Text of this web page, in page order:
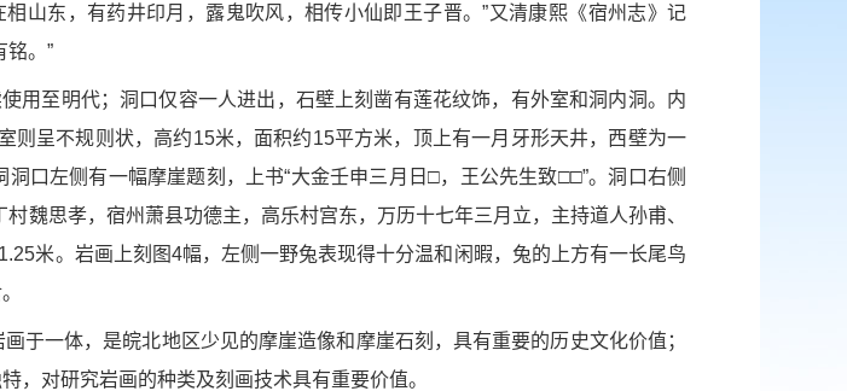
山东，有药井印月，露鬼吹风，相传小仙即王子晋。”又清康熙《宿州志》记
铭。”
用至明代；洞口仅容一人进出，石壁上刻凿有莲花纹饰，有外室和洞内洞。内
呈不规则状，高约15米，面积约15平方米，顶上有一月牙形天井，西壁为一
口左侧有一幅摩崖题刻，上书“大金壬申三月日□，王公先生致□□”。洞口右侧
魏思孝，宿州萧县功德主，高乐村宫东，万历十七年三月立，主持道人孙甫、
米。岩画上刻图4幅，左侧一野兔表现得十分温和闲暇，兔的上方有一长尾鸟
于一体，是皖北地区少见的摩崖造像和摩崖石刻，具有重要的历史文化价值；
，对研究岩画的种类及刻画技术具有重要价值。